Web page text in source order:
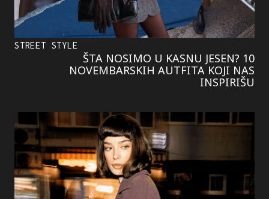
STREET STYLE
ŠTA NOSIMO U KASNU JESEN? 10
NOVEMBARSKIH AUTFITA KOJI NAS
INSPIRIŠU